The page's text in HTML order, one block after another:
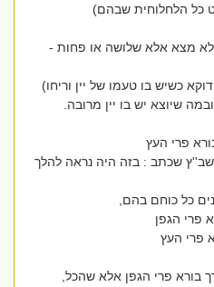
הלחלוחית שבהם)
מצא אלא שלושה או פחות -
כשיש בו טעמו של יין וריחו)
שיוצא יש בו יין מרובה.
פרי העץ
שכתב : בזה היה נראה להלך
כל כוחם בהם,
הגפן
העץ
פרי הגפן אלא שהכל,